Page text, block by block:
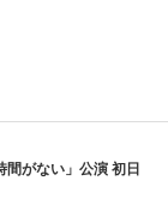
がない」公演 初日